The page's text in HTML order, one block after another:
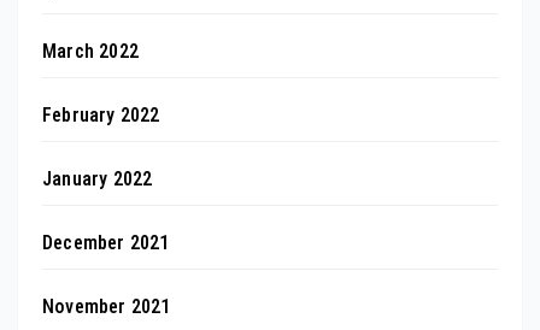
March 2022
February 2022
January 2022
December 2021
November 2021